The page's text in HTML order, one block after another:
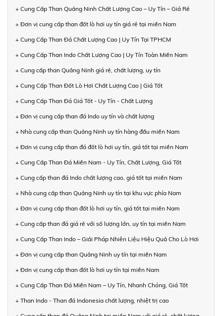
+ Cung Cấp Than Quảng Ninh Chất Lượng Cao – Uy Tín – Giá Rẻ
+ Đơn vị cung cấp than đốt lò hơi uy tín giá rẻ tại miền Nam
+ Cung Cấp Than Đá Chất Lượng Cao | Uy Tín Tại TPHCM
+ Cung Cấp Than Indo Chất Lượng Cao | Uy Tín Toàn Miền Nam
+ Cung cấp than Quảng Ninh giá rẻ, chất lượng, uy tín
+ Cung Cấp Than Đốt Lò Hơi Chất Lượng Cao | Giá Tốt
+ Cung Cấp Than Đá Giá Tốt - Uy Tín - Chất Lượng
+ Đơn vị cung cấp than đá Indo uy tín và chất lượng
+ Nhà cung cấp than Quảng Ninh uy tín hàng đầu miền Nam
+ Đơn vị cung cấp than đá đốt lò hơi uy tín, giá tốt tại miền Nam
+ Cung Cấp Than Đá Miền Nam - Uy Tín, Chất Lượng, Giá Tốt
+ Cung cấp than đá Indo chất lượng cao, giá tốt tại miền Nam
+ Nhà cung cấp than Quảng Ninh uy tín tại khu vực phía Nam
+ Đơn vị cung cấp than đốt lò hơi uy tín, giá tốt tại miền Nam
+ Cung cấp than đá giá rẻ với số lượng lớn, uy tín tại miền Nam
+ Cung Cấp Than Indo – Giải Pháp Nhiên Liệu Hiệu Quả Cho Lò Hơi
+ Đơn vị cung cấp than Quảng Ninh uy tín tại miền Nam
+ Đơn vị cung cấp than đốt lò hơi uy tín tại miền Nam
+ Cung Cấp Than Đá Miền Nam – Uy Tín, Nhanh Chóng, Giá Tốt
+ Than Indo - Than đá Indonesia chất lượng, nhiệt trị cao